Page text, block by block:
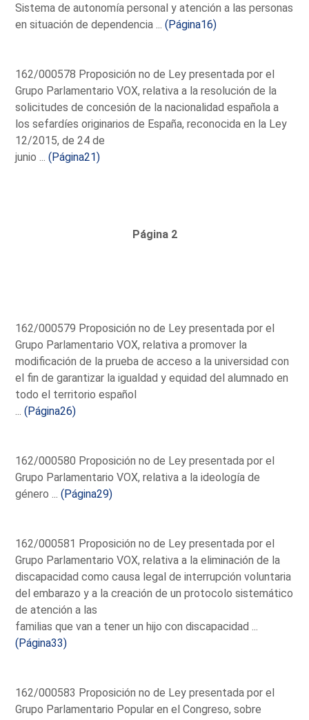
Sistema de autonomía personal y atención a las personas
en situación de dependencia ...(Página16)
162/000578 Proposición no de Ley presentada por el
Grupo Parlamentario VOX, relativa a la resolución de la
solicitudes de concesión de la nacionalidad española a
los sefardíes originarios de España, reconocida en la Ley
12/2015, de 24 de
junio ...(Página21)
Página 2
162/000579 Proposición no de Ley presentada por el
Grupo Parlamentario VOX, relativa a promover la
modificación de la prueba de acceso a la universidad con
el fin de garantizar la igualdad y equidad del alumnado en
todo el territorio español
...(Página26)
162/000580 Proposición no de Ley presentada por el
Grupo Parlamentario VOX, relativa a la ideología de
género ...(Página29)
162/000581 Proposición no de Ley presentada por el
Grupo Parlamentario VOX, relativa a la eliminación de la
discapacidad como causa legal de interrupción voluntaria
del embarazo y a la creación de un protocolo sistemático
de atención a las
familias que van a tener un hijo con discapacidad ...
(Página33)
162/000583 Proposición no de Ley presentada por el
Grupo Parlamentario Popular en el Congreso, sobre